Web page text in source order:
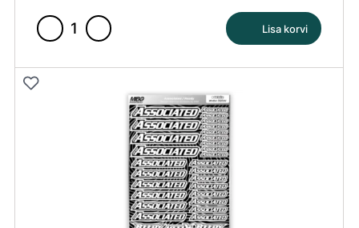
Associated
A5
Lisa korvi